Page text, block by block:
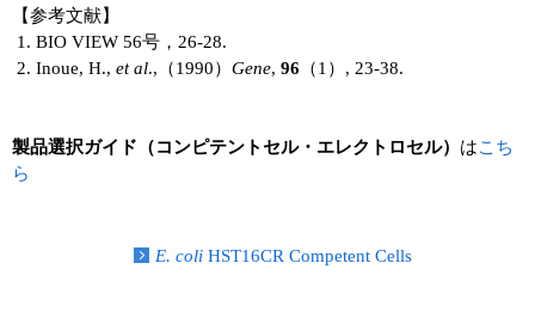
幹細胞・再生医療研究ガイド
細胞選択ガイド
RNAi実験ガイド
【参考文献】
BIO VIEW 56号，26-28.
Inoue, H., et al.,（1990） Gene, 96 （1）, 23-38.
製品選択ガイド（コンピテントセル・エレクトロセル） はこち
ら
E. coliHST16CR Competent Cells